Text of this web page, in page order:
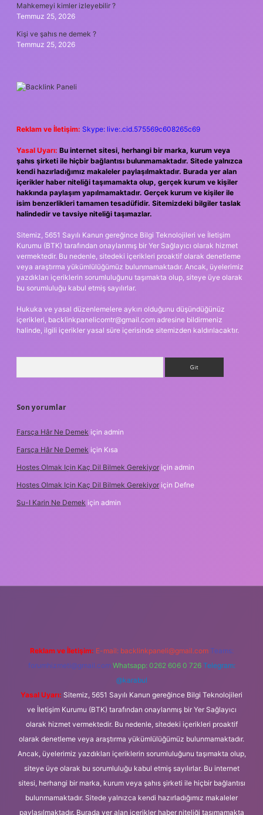
Mahkemeyi kimler izleyebilir ?
Temmuz 25, 2026
Kişi ve şahıs ne demek ?
Temmuz 25, 2026
Reklam ve İletişim: Skype: live:.cid.575569c608265c69
Yasal Uyarı: Bu internet sitesi, herhangi bir marka, kurum veya
şahıs şirketi ile hiçbir bağlantısı bulunmamaktadır. Sitede yalnızca
kendi hazırladığımız makaleler paylaşılmaktadır. Burada yer alan
içerikler haber niteliği taşımamakta olup, gerçek kurum ve kişiler
hakkında paylaşım yapılmamaktadır. Gerçek kurum ve kişiler ile
isim benzerlikleri tamamen tesadüfidir. Sitemizdeki bilgiler taslak
halindedir ve tavsiye niteliği taşımazlar.
Sitemiz, 5651 Sayılı Kanun gereğince Bilgi Teknolojileri ve İletişim
Kurumu (BTK) tarafından onaylanmış bir Yer Sağlayıcı olarak hizmet
vermektedir. Bu nedenle, sitedeki içerikleri proaktif olarak denetleme
veya araştırma yükümlülüğümüz bulunmamaktadır. Ancak, üyelerimiz
yazdıkları içeriklerin sorumluluğunu taşımakta olup, siteye üye olarak
bu sorumluluğu kabul etmiş sayılırlar.
Hukuka ve yasal düzenlemelere aykırı olduğunu düşündüğünüz
içerikleri, backlinkpanelicomtr@gmail.com adresine bildirmeniz
halinde, ilgili içerikler yasal süre içerisinde sitemizden kaldırılacaktır.
Son yorumlar
Farsça Hâr Ne Demek için admin
Farsça Hâr Ne Demek için Kısa
Hostes Olmak Için Kaç Dil Bilmek Gerekiyor için admin
Hostes Olmak Için Kaç Dil Bilmek Gerekiyor için Defne
Su-I Karin Ne Demek için admin
Reklam ve İletişim: E-mail: backlinkpaneli@gmail.com Teams:
forumhizmeti@gmail.com Whatsapp: 0262 606 0 726 Telegram:
@karabul
Yasal Uyarı: Sitemiz, 5651 Sayılı Kanun gereğince Bilgi Teknolojileri
ve İletişim Kurumu (BTK) tarafından onaylanmış bir Yer Sağlayıcı
olarak hizmet vermektedir. Bu nedenle, sitedeki içerikleri proaktif
olarak denetleme veya araştırma yükümlülüğümüz bulunmamaktadır.
Ancak, üyelerimiz yazdıkları içeriklerin sorumluluğunu taşımakta olup,
siteye üye olarak bu sorumluluğu kabul etmiş sayılırlar. Bu internet
sitesi, herhangi bir marka, kurum veya şahıs şirketi ile hiçbir bağlantısı
bulunmamaktadır. Sitede yalnızca kendi hazırladığımız makaleler
paylaşılmaktadır. Burada yer alan içerikler haber niteliği taşımamakta